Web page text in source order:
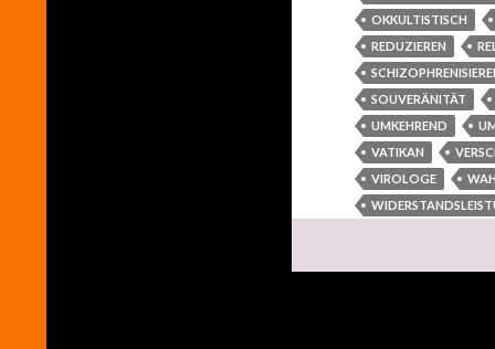
OKKULTISTISCH
REDUZIEREN
SOUVERÄNITÄT
UMKEHREND
VATIKAN
VIROLOGE